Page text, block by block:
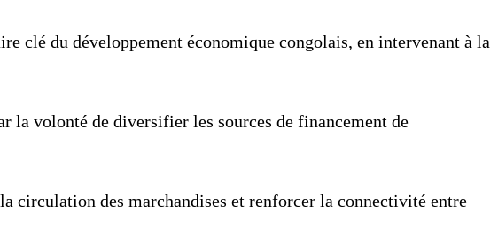
clé du développement économique congolais, en intervenant à la
la volonté de diversifier les sources de financement de
circulation des marchandises et renforcer la connectivité entre